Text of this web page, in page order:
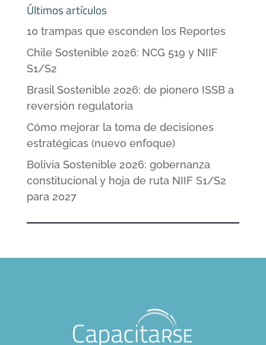
Últimos artículos
10 trampas que esconden los Reportes
Chile Sostenible 2026: NCG 519 y NIIF
S1/S2
Brasil Sostenible 2026: de pionero ISSB a
reversión regulatoria
Cómo mejorar la toma de decisiones
estratégicas (nuevo enfoque)
Bolivia Sostenible 2026: gobernanza
constitucional y hoja de ruta NIIF S1/S2
para 2027